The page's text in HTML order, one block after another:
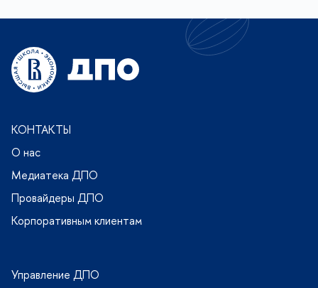
КОНТАКТЫ
О нас
Медиатека ДПО
Провайдеры ДПО
Корпоративным клиентам
Управление ДПО